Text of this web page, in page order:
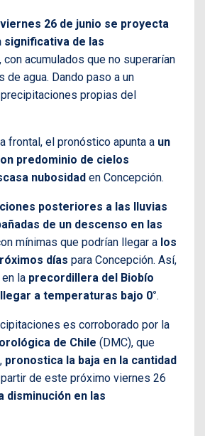
26 de junio se proyecta
significativa de las
, con acumulados que no superarían
de agua. Dando paso a un
propias del
frontal, el pronóstico apunta a un
predominio de cielos
nubosidad en Concepción.
posteriores a las lluvias
de un descenso en las
mínimas que podrían llegar a los
días para Concepción. Así,
la precordillera del Biobío
a temperaturas bajo 0°.
es corroborado por la
de Chile (DMC), que
pronostica la baja en la cantidad
de este próximo viernes 26
disminución en las